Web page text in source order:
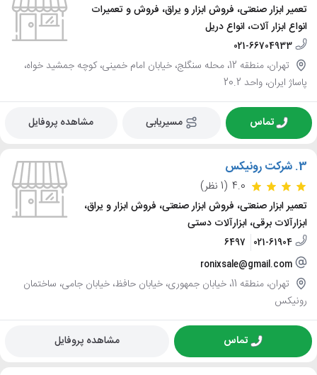
تعمیر ابزار صنعتی، فروش ابزار و یراق، فروش و تعمیرات
انواع ابزار آلات، انواع دریل
021-66704933
تهران، منطقه 12، محله سنگلج، خیابان امام خمینی، کوچه جمشید خواه،
پاساژ ایران، واحد 20.2
تماس مسیریابی مشاهده پروفایل
3. شرکت رونیکس
4.0 (1 نظر)
تعمیر ابزار صنعتی، فروش ابزار صنعتی، فروش ابزار و یراق،
ابزارآلات برقی، ابزارآلات دستی
021-61904
6497
ronixsale@gmail.com
تهران، منطقه 11، خیابان جمهوری، خیابان حافظ، خیابان جامی، ساختمان
رونیکس
تماس مشاهده پروفایل